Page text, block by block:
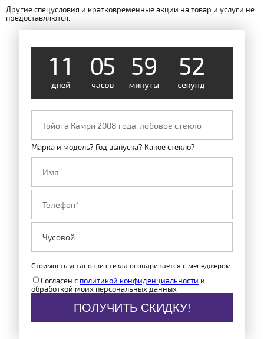
Другие спецусловия и кратковременные акции на товар и услуги не
предоставляются.
1 1 05 59 5
1
2
Марка и модель? Год выпуска? Какое стекло?
Стоимость установки стекла оговаривается с менеджером
Согласен с политикой конфиденциальности и
обработкой моих персональных данных
ПОЛУЧИТЬ СКИДКУ!